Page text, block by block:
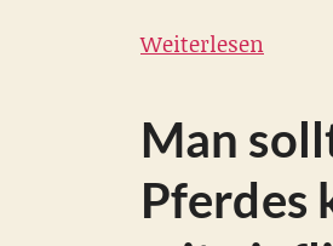
Weiterlesen
eben
nicht
Man
Pferdes